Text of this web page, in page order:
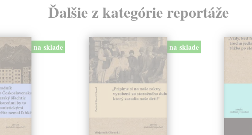
Ďalšie z kategórie reportáže
na sklade na sklade